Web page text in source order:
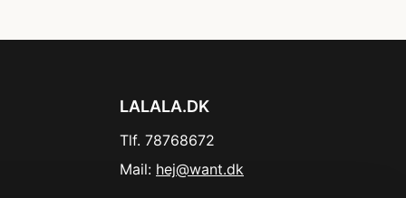
LALALA.DK
Tlf. 78768672
Mail: hej@want.dk